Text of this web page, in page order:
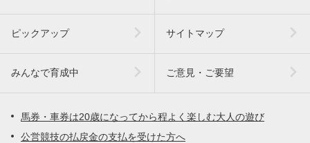
ピックアップ サイトマップ
みんなで育成中 ご意見・ご要望
馬券・車券は20歳になってから程よく楽しむ大人の遊び
公営競技の払戻金の支払を受けた方へ